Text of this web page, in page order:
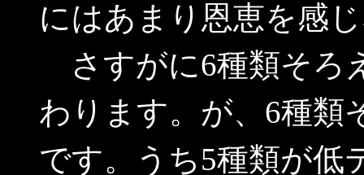
にはあまり恩恵を感
さすがに6種類そろ
わります。が、6種類
です。うち5種類が低